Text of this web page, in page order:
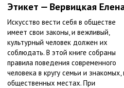
Этикет — Вервицкая
Искусство вести себя в обществе
имеет свои законы, и вежливый,
культурный человек должен их
соблюдать. В этой книге собраны
правила поведения современного
человека в кругу семьи и знакомых,
общественных местах. При